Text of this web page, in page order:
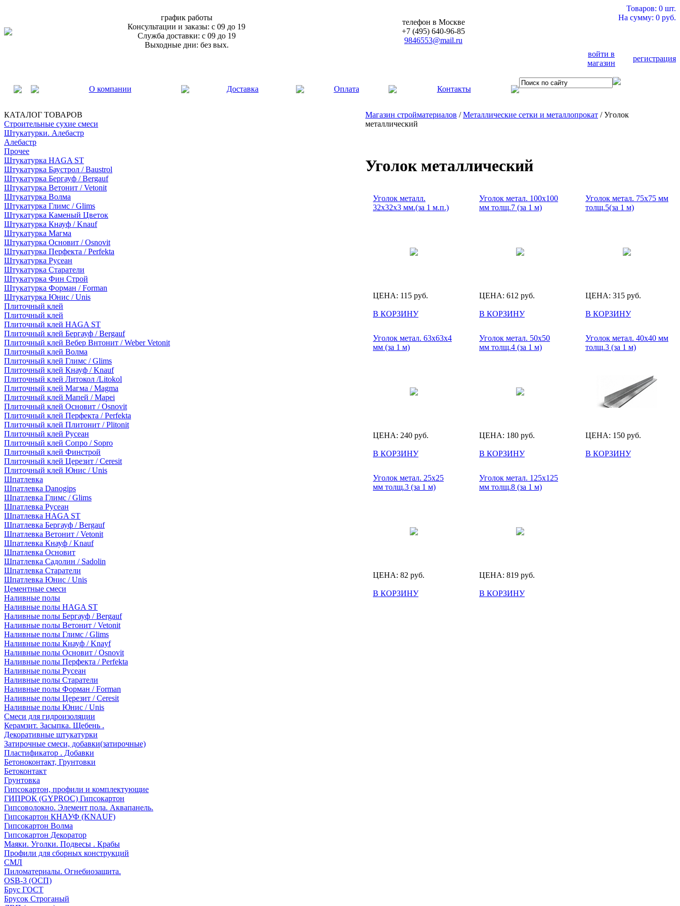
график работы
Консультации и заказы: с 09 до 19
Служба доставки: с 09 до 19
Выходные дни: без вых.
телефон в Москве
+7 (495) 640-96-85
9846553@mail.ru
Товаров: 0 шт.
На сумму: 0 руб.
войти в
магазин
регистрация
О компании Доставка Оплата Контакты
КАТАЛОГ ТОВАРОВ
Строительные сухие смеси
Штукатурки. Алебастр
Алебастр
Прочее
Штукатурка HAGA ST
Штукатурка Баустрол / Baustrol
Штукатурка Бергауф / Bergauf
Штукатурка Ветонит / Vetonit
Штукатурка Волма
Штукатурка Глимс / Glims
Штукатурка Каменый Цветок
Штукатурка Кнауф / Knauf
Штукатурка Магма
Штукатурка Основит / Osnovit
Штукатурка Перфекта / Perfekta
Штукатурка Русеан
Штукатурка Старатели
Штукатурка Фин Строй
Штукатурка Форман / Forman
Штукатурка Юнис / Unis
Плиточный клей
Плиточный клей
Плиточный клей HAGA ST
Плиточный клей Бергауф / Bergauf
Плиточный клей Вебер Внтонит / Weber Vetonit
Плиточный клей Волма
Плиточный клей Глимс / Glims
Плиточный клей Кнауф / Knauf
Плиточный клей Литокол /Litokol
Плиточный клей Магма / Magma
Плиточный клей Мапей / Mapei
Плиточный клей Основит / Osnovit
Плиточный клей Перфекта / Perfekta
Плиточный клей Плитонит / Plitonit
Плиточный клей Русеан
Плиточный клей Сопро / Sopro
Плиточный клей Финстрой
Плиточный клей Церезит / Ceresit
Плиточный клей Юнис / Unis
Шпатлевка
Шпатлевка Danogips
Шпатлевка Глимс / Glims
Шпатлевка Русеан
Шпатлевка HAGA ST
Шпатлевка Бергауф / Bergauf
Шпатлевка Ветонит / Vetonit
Шпатлевка Кнауф / Knauf
Шпатлевка Основит
Шпатлевка Садолин / Sadolin
Шпатлевка Старатели
Шпатлевка Юнис / Unis
Цементные смеси
Наливные полы
Наливные полы HAGA ST
Наливные полы Бергауф / Bergauf
Наливные полы Ветонит / Vetonit
Наливные полы Глимс / Glims
Наливные полы Кнауф / Knayf
Наливные полы Основит / Osnovit
Наливные полы Перфекта / Perfekta
Наливные полы Русеан
Наливные полы Старатели
Наливные полы Форман / Forman
Наливные полы Церезит / Ceresit
Наливные полы Юнис / Unis
Смеси для гидроизоляции
Керамзит. Засыпка. Щебень .
Декоративные штукатурки
Затирочные смеси, добавки(затирочные)
Пластификатор . Добавки
Бетоноконтакт, Грунтовки
Бетоконтакт
Грунтовка
Гипсокартон, профили и комплектующие
ГИПРОК (GYPROC) Гипсокартон
Гипсоволокно. Элемент пола. Аквапанель.
Гипсокартон КНАУФ (KNAUF)
Гипсокартон Волма
Гипсокартон Декоратор
Маяки. Уголки. Подвесы . Крабы
Профили для сборных конструкций
СМЛ
Пиломатериалы. Огнебиозащита.
OSB-3 (ОСП)
Брус ГОСТ
Брусок Строганый
Магазин стройматериалов /Металлические сетки и металлопрокат / Уголок
металлический
Уголок металлический
Уголок металл.
32х32х3 мм.(за 1 м.п.)
ЦЕНА: 115 руб.
В КОРЗИНУ
Уголок метал. 100х100
мм толщ.7 (за 1 м)
ЦЕНА: 612 руб.
В КОРЗИНУ
Уголок метал. 75х75 мм
толщ.5(за 1 м)
ЦЕНА: 315 руб.
В КОРЗИНУ
Уголок метал. 63х63х4
мм (за 1 м)
ЦЕНА: 240 руб.
В КОРЗИНУ
Уголок метал. 50х50
мм толщ.4 (за 1 м)
ЦЕНА: 180 руб.
В КОРЗИНУ
Уголок метал. 40х40 мм
толщ.3 (за 1 м)
ЦЕНА: 150 руб.
В КОРЗИНУ
Уголок метал. 25х25
мм толщ.3 (за 1 м)
ЦЕНА: 82 руб.
В КОРЗИНУ
Уголок метал. 125х125
мм толщ.8 (за 1 м)
ЦЕНА: 819 руб.
В КОРЗИНУ